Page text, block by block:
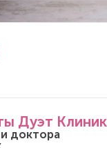
Дуэт Клиник
доктора